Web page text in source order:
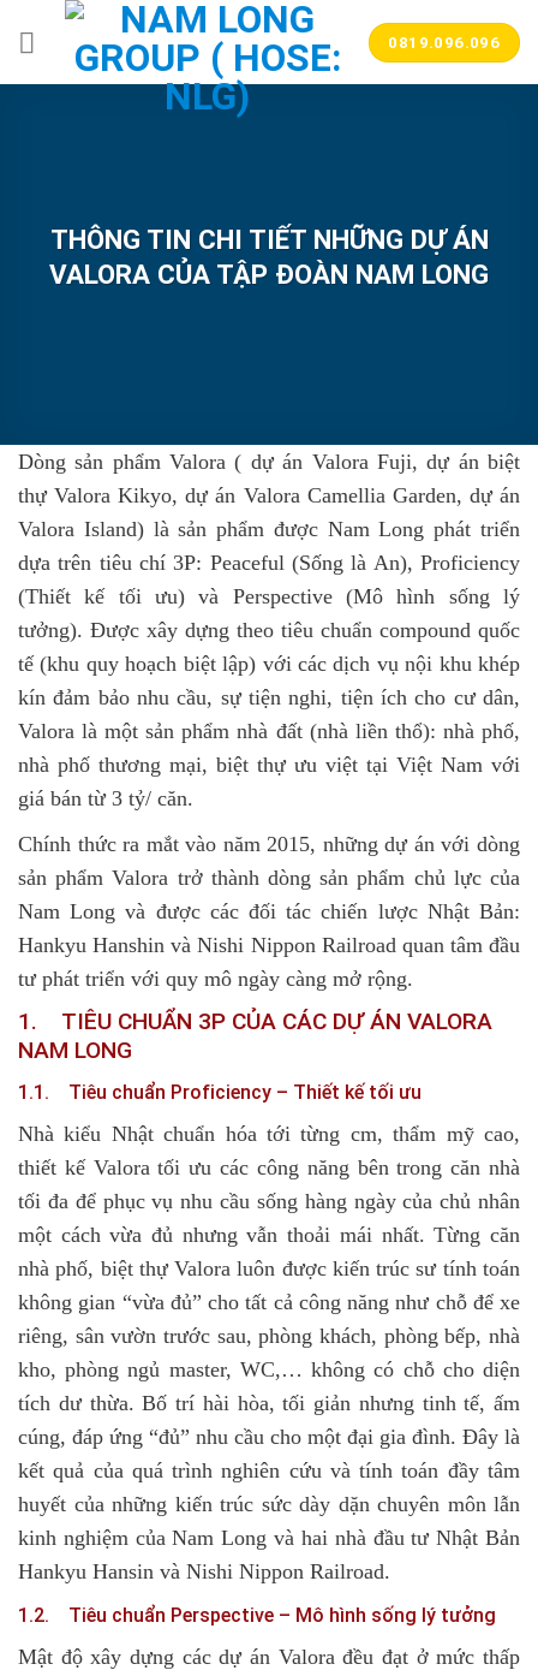
0819.096.096
THÔNG TIN CHI TIẾT NHỮNG DỰ ÁN
VALORA CỦA TẬP ĐOÀN NAM LONG
Dòng sản phẩm Valora ( dự án Valora Fuji, dự án biệt
thự Valora Kikyo, dự án Valora Camellia Garden, dự án
Valora Island) là sản phẩm được Nam Long phát triển
dựa trên tiêu chí 3P: Peaceful (Sống là An),Proficiency
(Thiết kế tối ưu) và Perspective (Mô hình sống lý
tưởng). Được xây dựng theo tiêu chuẩn compound quốc
tế (khu quy hoạch biệt lập) với các dịch vụ nội khu khép
kín đảm bảo nhu cầu, sự tiện nghi, tiện ích cho cư dân,
Valora là một sản phẩm nhà đất (nhà liền thổ): nhà phố,
nhà phố thương mại, biệt thự ưu việt tại Việt Nam với
giá bán từ 3 tỷ/ căn.
Chính thức ra mắt vào năm 2015, nhữngdự án với dòng
sản phẩm Valora trở thành dòng sản phẩm chủ lực của
Nam Long và được các đối tác chiến lược Nhật Bản:
Hankyu Hanshin và Nishi Nippon Railroad quan tâm đầu
tư phát triển với quy mô ngày càng mở rộng.
1. TIÊU CHUẨN 3P CỦA CÁC DỰ ÁN VALORA
NAM LONG
1.1. Tiêu chuẩn Proficiency – Thiết kế tối ưu
Nhà kiểu Nhật chuẩn hóa tới từng cm, thẩm mỹ cao,
thiết kế Valora tối ưu các công năng bên trong căn nhà
tối đa để phục vụ nhu cầu sống hàng ngày của chủ nhân
một cách vừa đủ nhưng vẫn thoải mái nhất. Từng căn
nhà phố, biệt thự Valora luôn được kiến trúc sư tính toán
không gian “vừa đủ” cho tất cả công năng như chỗ để xe
riêng, sân vườn trước sau, phòng khách, phòng bếp, nhà
kho, phòng ngủ master, WC,… không có chỗ cho diện
tích dư thừa. Bố trí hài hòa, tối giản nhưng tinh tế, ấm
cúng, đáp ứng “đủ” nhu cầu cho một đại gia đình. Đây là
kết quả của quá trình nghiên cứu và tính toán đầy tâm
huyết của những kiến trúc sức dày dặn chuyên môn lẫn
kinh nghiệm của Nam Long và hai nhà đầu tư Nhật Bản
Hankyu Hansin và Nishi Nippon Railroad.
1.2. Tiêu chuẩn Perspective – Mô hình sống lý tưởng
Mật độ xây dựng các dự án Valora đều đạt ở mức thấp